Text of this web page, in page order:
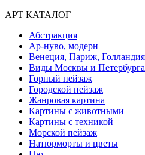
АРТ КАТАЛОГ
Абстракция
Ар-нуво, модерн
Венеция, Париж, Голландия
Виды Москвы и Петербурга
Горный пейзаж
Городской пейзаж
Жанровая картина
Картины с животными
Картины с техникой
Морской пейзаж
Натюрморты и цветы